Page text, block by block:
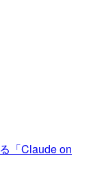
「Claude on